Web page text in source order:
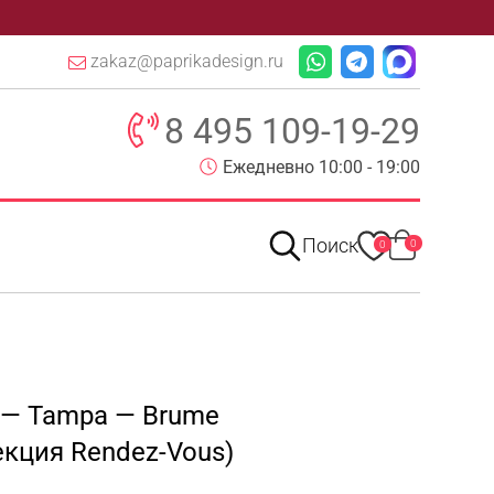
zakaz@paprikadesign.ru
8 495 109-19-29
Ежедневно 10:00 - 19:00
Поиск 0 0
Tampa — Brume
Rendez-Vous)